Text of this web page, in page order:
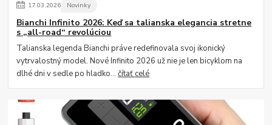
17.03.2026 Novinky
Bianchi Infinito 2026: Keď sa talianska elegancia stretne
s „all-road“ revolúciou
Talianska legenda Bianchi práve redefinovala svoj ikonický
vytrvalostný model. Nové Infinito 2026 už nie je len bicyklom na
dlhé dni v sedle po hladko...čítať celé